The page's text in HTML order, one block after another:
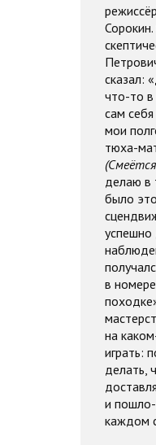
сказал:
что-то в
сам
мои
тюха-
делаю в
было
успешно
в
на
играть:
делать,
и пошло-
каждом